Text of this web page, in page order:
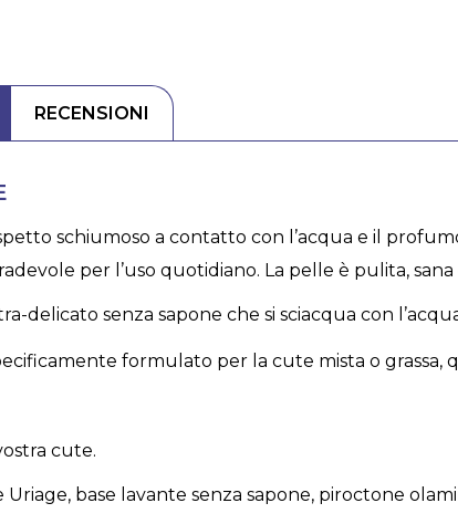
RECENSIONI
schiumoso a contatto con l’acqua e il
per l’uso quotidiano. La pelle è pulita, sana
delicato senza sapone che si sciacqua con
formulato per la cute mista o grassa,
cute.
base lavante senza sapone, piroctone